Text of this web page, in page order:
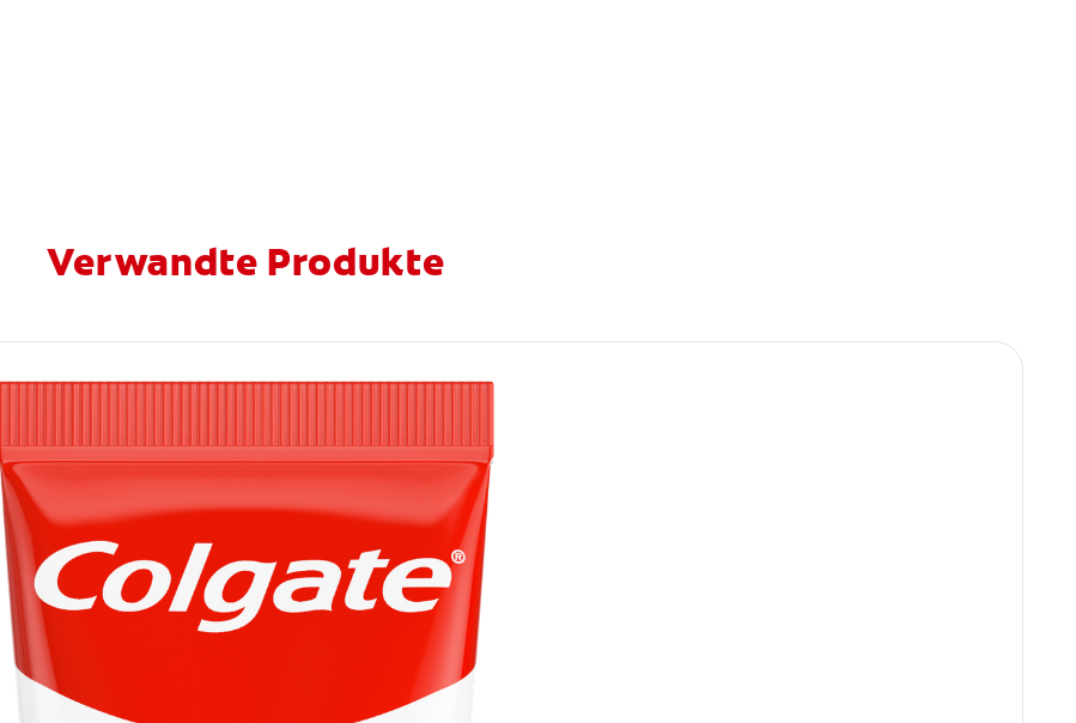
Verwandte Produkte